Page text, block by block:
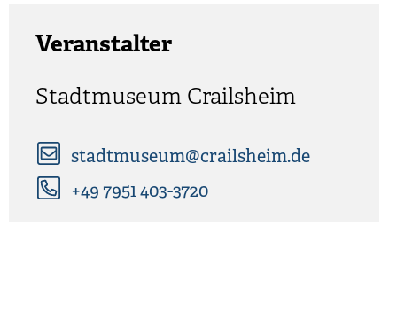
Veranstalter
Stadtmuseum Crailsheim
stadtmuseum@crailsheim.de
+49 7951 403-3720